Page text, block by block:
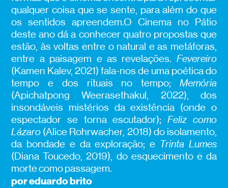
qualquer coisa que se sente, para além do que
os sentidos apreendem.O Cinema no Pátio
deste ano dá a conhecer quatro propostas que
estão, às voltas entre o natural e as metáforas,
entre a paisagem e as revelações. Fevereiro
(Kamen Kalev, 2021) fala-nos de uma poética do
tempo e dos rituais no tempo; Memória
(Apichatpong Weerasethakul, 2022), dos
insondáveis mistérios da existência (onde o
espectador se torna escutador); Feliz como
Lázaro (Alice Rohrwacher, 2018) do isolamento,
da bondade e da exploração; e Trinta Lumes
(Diana Toucedo, 2019), do esquecimento e da
morte como passagem.
por eduardo brito